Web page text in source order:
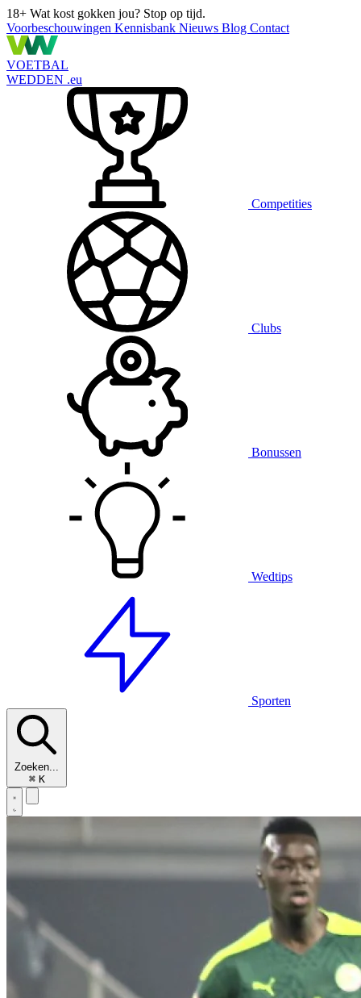
18+ Wat kost gokken jou? Stop op tijd.
Voorbeschouwingen Kennisbank Nieuws Blog Contact
VOETBAL
WEDDEN .eu
Competities
Clubs
Bonussen
Wedtips
Sporten
Zoeken...
⌘ K